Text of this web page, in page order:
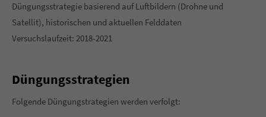
Düngungsstrategie basierend auf Luftbildern (Drohne und
Satellit), historischen und aktuellen Felddaten
Versuchslaufzeit: 2018-2021
Düngungsstrategien
Folgende Düngungstrategien werden verfolgt: